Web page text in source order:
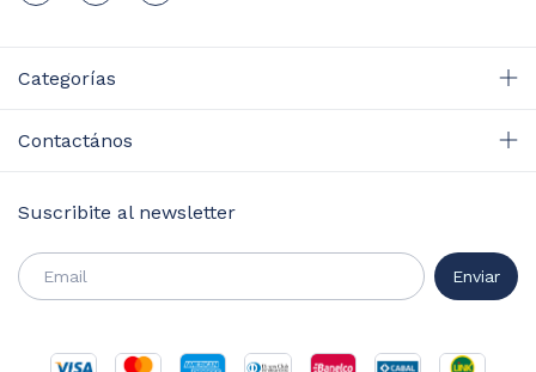
Categorías
Contactános
Suscribite al newsletter